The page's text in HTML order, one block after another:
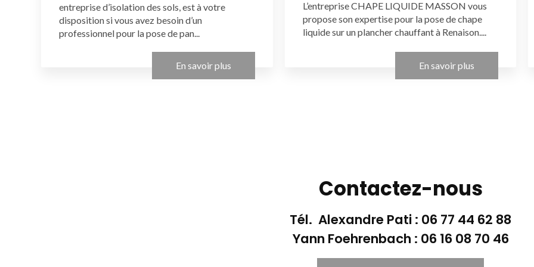
entreprise d’isolation des sols, est à votre
disposition si vous avez besoin d’un
professionnel pour la pose de pan...
En savoir plus
L’entreprise CHAPE LIQUIDE MASSON vous
propose son expertise pour la pose de chape
liquide sur un plancher chauffant à Renaison....
En savoir plus
Contactez-nous
Tél. Alexandre Pati : 06 77 44 62 88
Yann Foehrenbach : 06 16 08 70 46